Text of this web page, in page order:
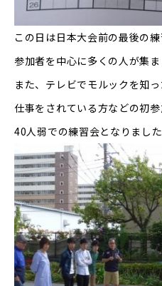
この日は日本大会前の最後の
参加者を中心に多くの人が集ま
また、テレビでモルックを知
仕事をされている方などの初
40人弱での練習会となりました